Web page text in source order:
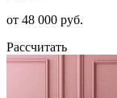
от 48 000 руб.
Рассчитать